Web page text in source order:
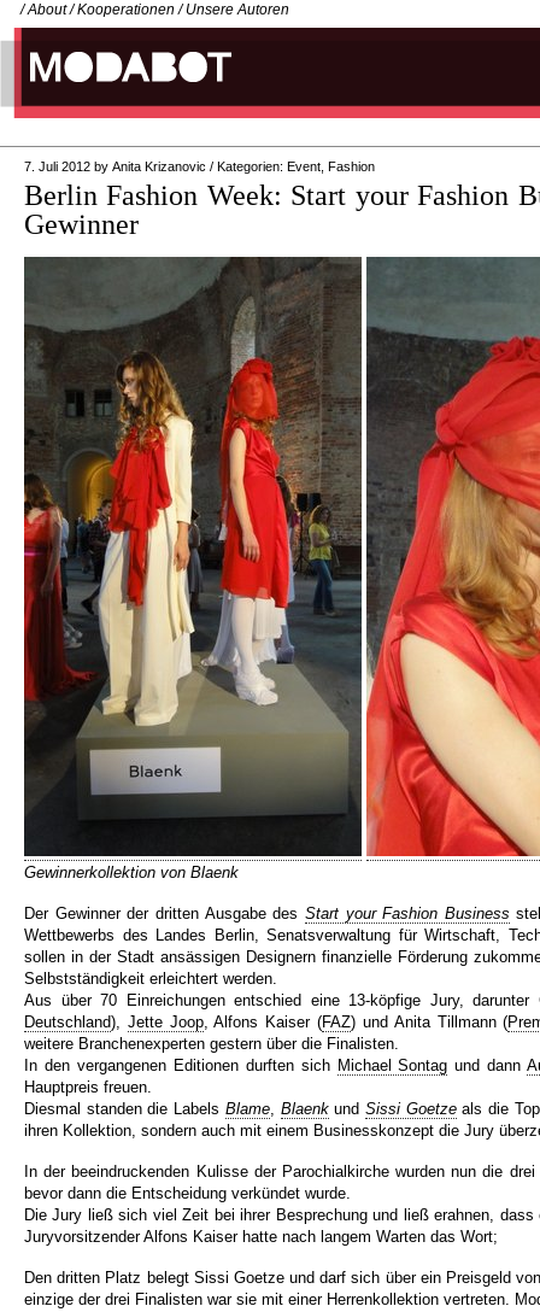
/ About / Kooperationen / Unsere Autoren
7. Juli 2012 by Anita Krizanovic / Kategorien: Event Fashion
Berlin Fashion Week: Start your Fashion
Gewinner
Gewinnerkollektion von Blaenk
Der Gewinner der dritten Ausgabe des Start your Fashion Business
Wettbewerbs des Landes Berlin, Senatsverwaltung für Wirtschaft,
sollen in der Stadt ansässigen Designern finanzielle Förderung
Selbstständigkeit erleichtert werden.
Aus über 70 Einreichungen entschied eine 13-köpfige Jury, darunter
Deutschland), Jette Joop, Alfons Kaiser (FAZ) und Anita Tillmann (
weitere Branchenexperten gestern über die Finalisten.
In den vergangenen Editionen durften sich Michael Sontag und dann
Hauptpreis freuen.
Diesmal standen die Labels Blame, Blaenkund Sissi Goetzeals die
ihren Kollektion, sondern auch mit einem Businesskonzept die Jury
In der beeindruckenden Kulisse der Parochialkirche wurden nun die
bevor dann die Entscheidung verkündet wurde.
Die Jury ließ sich viel Zeit bei ihrer Besprechung und ließ erahnen,
Juryvorsitzender Alfons Kaiser hatte nach langem Warten das Wort;
Den dritten Platz belegt Sissi Goetze und darf sich über ein Preisgeld
einzige der drei Finalisten war sie mit einer Herrenkollektion vertreten.